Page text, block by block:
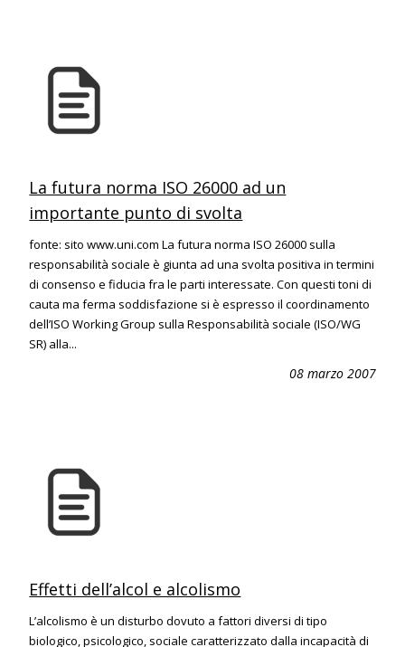
La futura norma ISO 26000 ad un
importante punto di svolta
fonte: sito www.uni.com La futura norma ISO 26000 sulla
responsabilità sociale è giunta ad una svolta positiva in termini
di consenso e fiducia fra le parti interessate. Con questi toni di
cauta ma ferma soddisfazione si è espresso il coordinamento
dell’ISO Working Group sulla Responsabilità sociale (ISO/WG
SR) alla...
08 marzo 2007
Effetti dell’alcol e alcolismo
L’alcolismo è un disturbo dovuto a fattori diversi di tipo
biologico, psicologico, sociale caratterizzato dalla incapacità di